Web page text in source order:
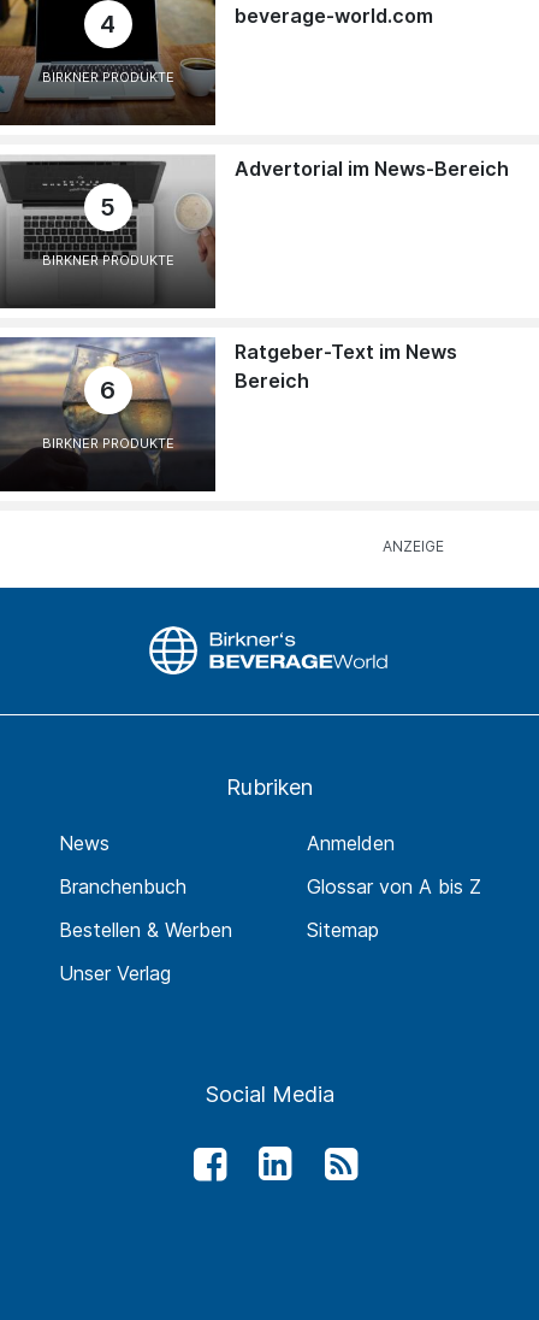
4
BIRKNER PRODUKTE
beverage-world.com
5
BIRKNER PRODUKTE
Advertorial im News-Bereich
6
BIRKNER PRODUKTE
Ratgeber-Text im News
Bereich
Rubriken
News
Branchenbuch
Bestellen & Werben
Unser Verlag
Anmelden
Glossar von A bis Z
Sitemap
Social Media